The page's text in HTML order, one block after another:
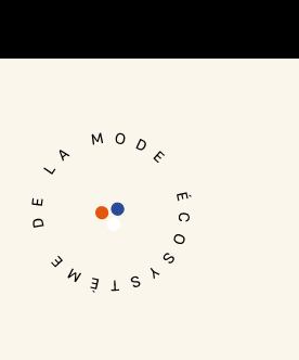
Je me connecte